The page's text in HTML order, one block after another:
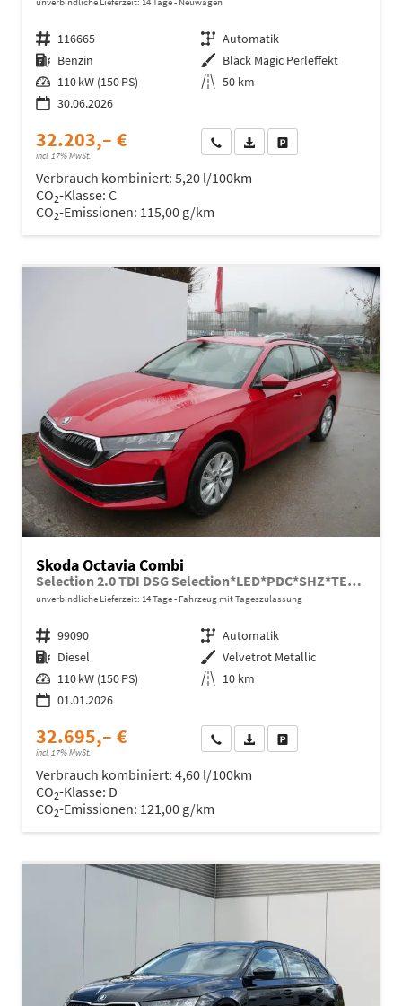
Fahrzeugnr. 116665 Getriebe Automatik
Kraftstoff Benzin Außenfarbe Black Magic Perleffekt
Leistung 110 kW (150 PS) Kilometerstand 50 km
30.06.2026
32.203,– €
incl. 17% MwSt.
Wir rufen Sie anFahrzeugexposé (PDF)
Verbrauch kombiniert: 5,20 l/100km
CO2-Klasse: C
CO2-Emissionen: 115,00 g/km
Skoda Octavia Combi
Selection 2.0 TDI DSG Selection*LED*PDC*SHZ*TEMPOMAT*SMARTLINK*KLIMA*
unverbindliche Lieferzeit: 14 Tage Fahrzeug mit Tageszulassung
Fahrzeugnr. 99090 Getriebe Automatik
Kraftstoff Diesel Außenfarbe Velvetrot Metallic
Leistung 110 kW (150 PS) Kilometerstand 10 km
01.01.2026
32.695,– €
incl. 17% MwSt.
Wir rufen Sie anFahrzeugexposé (PDF)
Verbrauch kombiniert: 4,60 l/100km
CO2-Klasse: D
CO2-Emissionen: 121,00 g/km